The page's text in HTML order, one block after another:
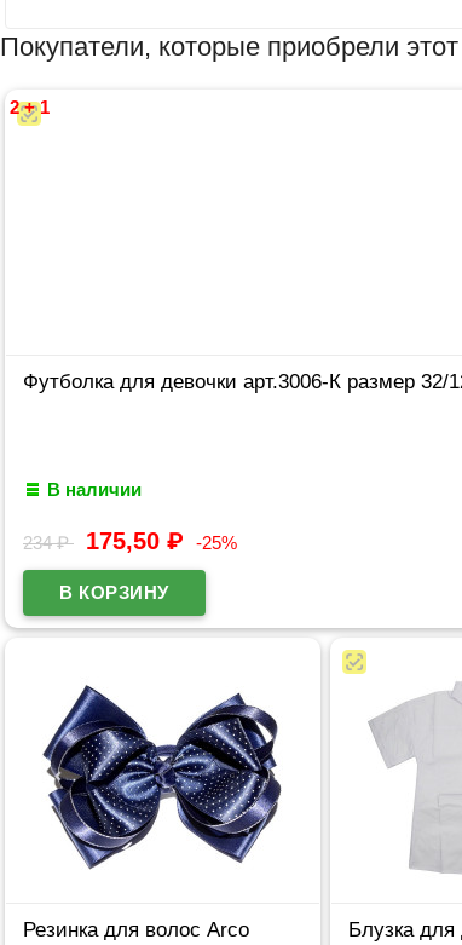
Покупатели, которые приобрели
2 + 1
Футболка для девочки арт.3006-К размер 32/
В наличии
234₽ 175,50 ₽ -25%
Резинка для волос Arco
Блузка для